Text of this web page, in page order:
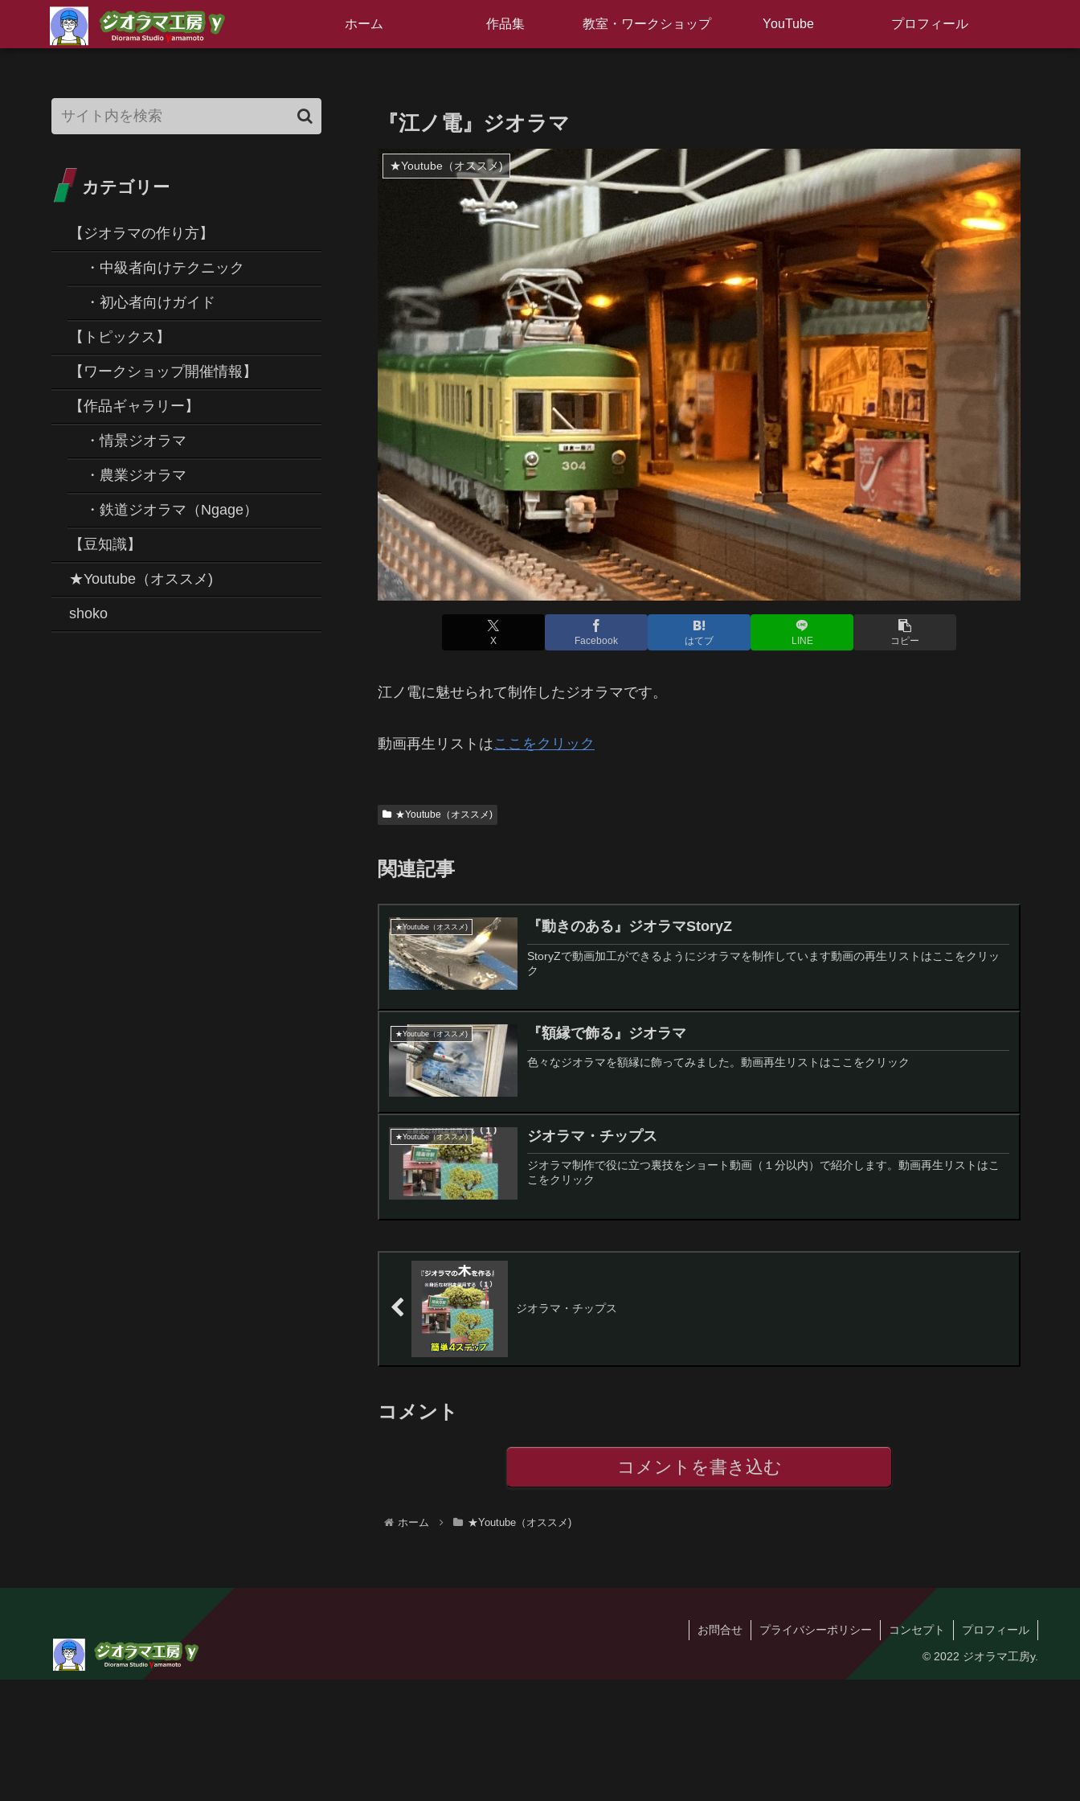
ホーム 作品集 教室・ワークショップ YouTube プロフィール
『江ノ電』ジオラマ
★Youtube（オススメ)
X Facebook はてブ LINE コピー
江ノ電に魅せられて制作したジオラマです。
動画再生リストはここをクリック
★Youtube（オススメ)
関連記事
★Youtube（オススメ) 『動きのある』ジオラマStoryZ
StoryZで動画加工ができるようにジオラマを制作しています動画の再生リストはここをクリッ
ク
★Youtube（オススメ) 『額縁で飾る』ジオラマ
色々なジオラマを額縁に飾ってみました。動画再生リストはここをクリック
★Youtube（オススメ) ジオラマ・チップス
ジオラマ制作で役に立つ裏技をショート動画（１分以内）で紹介します。動画再生リストはこ
こをクリック
ジオラマ・チップス
コメント
コメントを書き込む
ホーム ★Youtube（オススメ)
カテゴリー
【ジオラマの作り方】
・中級者向けテクニック
・初心者向けガイド
【トピックス】
【ワークショップ開催情報】
【作品ギャラリー】
・情景ジオラマ
・農業ジオラマ
・鉄道ジオラマ（Ngage）
【豆知識】
★Youtube（オススメ)
shoko
お問合せ プライバシーポリシー コンセプト プロフィール
© 2022 ジオラマ工房y.